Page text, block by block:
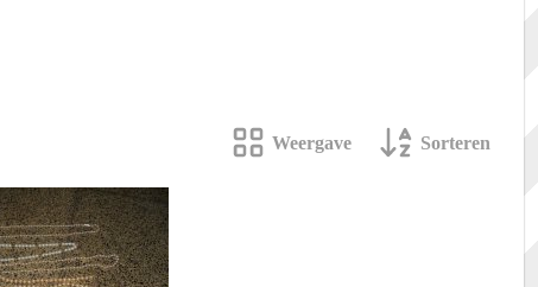
Weergave Sorteren